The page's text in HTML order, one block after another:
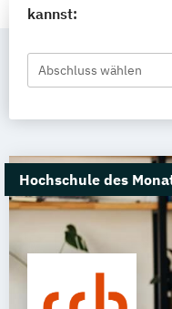
kannst:
Abschluss wählen
Hochschule des